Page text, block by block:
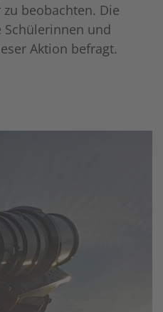
beobachten. Die
und
Aktion befragt.